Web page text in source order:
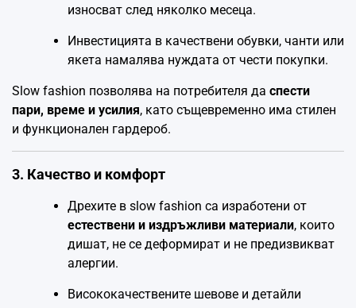
износват след няколко месеца.
Инвестицията в качествени обувки, чанти или
якета намалява нуждата от чести покупки.
Slow fashion позволява на потребителя да спести
пари, време и усилия, като същевременно има стилен
и функционален гардероб.
3. Качество и комфорт
Дрехите в slow fashion са изработени от
естествени и издръжливи материали, които
дишат, не се деформират и не предизвикват
алергии.
Висококачествените шевове и детайли